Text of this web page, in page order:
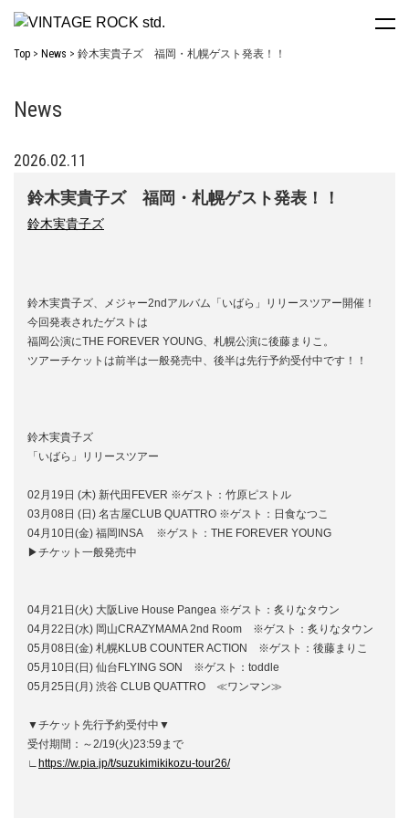
Top News 鈴木実貴子ズ 福岡・札幌ゲスト発表！！
News
2026.02.11
鈴木実貴子ズ 福岡・札幌ゲスト発表！！
鈴木実貴子ズ
鈴木実貴子ズ、メジャー2ndアルバム「いばら」リリースツアー開催！
今回発表されたゲストは
福岡公演にTHE FOREVER YOUNG、札幌公演に後藤まりこ。
ツアーチケットは前半は一般発売中、後半は先行予約受付中です！！
鈴木実貴子ズ
「いばら」リリースツアー
02月19日 (木) 新代田FEVER ※ゲスト：竹原ピストル
03月08日 (日) 名古屋CLUB QUATTRO ※ゲスト：日食なつこ
04月10日(金) 福岡INSA ※ゲスト：THE FOREVER YOUNG
▶チケット一般発売中
04月21日(火) 大阪Live House Pangea ※ゲスト：炙りなタウン
04月22日(水) 岡山CRAZYMAMA 2nd Room ※ゲスト：炙りなタウン
05月08日(金) 札幌KLUB COUNTER ACTION ※ゲスト：後藤まりこ
05月10日(日) 仙台FLYING SON ※ゲスト：toddle
05月25日(月) 渋谷 CLUB QUATTRO ≪ワンマン≫
▼チケット先行予約受付中▼
受付期間：～2/19(火)23:59まで
∟ https://w.pia.jp/t/suzukimikikozu-tour26/